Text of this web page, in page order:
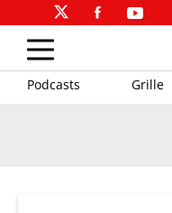
Podcasts Grille